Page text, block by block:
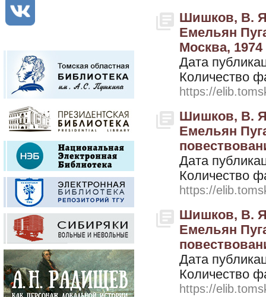
Шишков, В.
Емельян
Москва, 1974
Дата
Количество
https://
Шишков, В.
Емельян
Дата
Количество
https://
Шишков, В.
Емельян
Дата
Количество
https://